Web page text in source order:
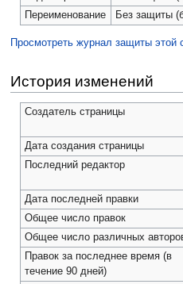
Переименование
Без защиты
Просмотреть журнал защиты этой
История изменений
Создатель страницы
Дата создания страницы
Последний редактор
Дата последней правки
Общее число правок
Общее число различных
Правок за последнее время (в
течение 90 дней)